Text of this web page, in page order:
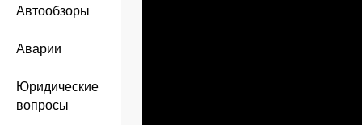
Автообзоры
Аварии
Юридические
вопросы